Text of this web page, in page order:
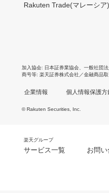
Rakuten Trade(マレーシア)
加入協会 日本証券業協会 一般社団
商号等 楽天証券株式会社／金融商品
企業情報 個人情報保護方
© Rakuten Securities, Inc.
楽天グループ
サービス一覧 お問